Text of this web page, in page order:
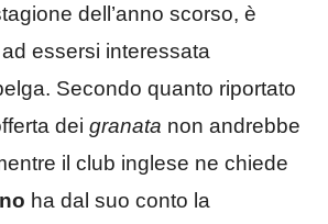
dell’anno scorso, è
ad essersi interessata
Secondo quanto riportato
dei granata non andrebbe
il club inglese ne chiede
ha dal suo conto la